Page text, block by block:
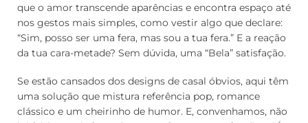
que o amor transcende aparências e encontra espaço até
nos gestos mais simples, como vestir algo que declare:
“Sim, posso ser uma fera, mas sou a tua fera.” E a reação
da tua cara-metade? Sem dúvida, uma “Bela” satisfação.
Se estão cansados dos designs de casal óbvios, aqui têm
uma solução que mistura referência pop, romance
clássico e um cheirinho de humor. E, convenhamos, não